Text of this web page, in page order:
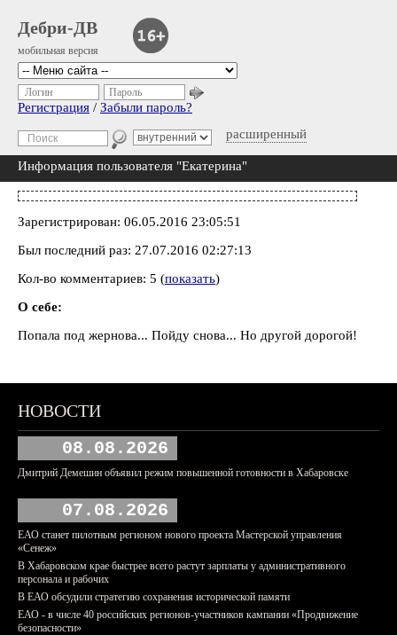
Дебри-ДВ
мобильная версия
расширенный
Логин Пароль
Регистрация / Забыли пароль?
Информация пользователя "Екатерина"
Зарегистрирован: 06.05.2016 23:05:51
Был последний раз: 27.07.2016 02:27:13
Кол-во комментариев: 5 (показать)
О себе:
Попала под жернова... Пойду снова... Но другой дорогой!
НОВОСТИ
08.08.2026
Дмитрий Демешин объявил режим повышенной готовности в Хабаровске
07.08.2026
ЕАО станет пилотным регионом нового проекта Мастерской управления
«Сенеж»
В Хабаровском крае быстрее всего растут зарплаты у административного
персонала и рабочих
В ЕАО обсудили стратегию сохранения исторической памяти
ЕАО - в числе 40 российских регионов-участников кампании «Продвижение
безопасности»